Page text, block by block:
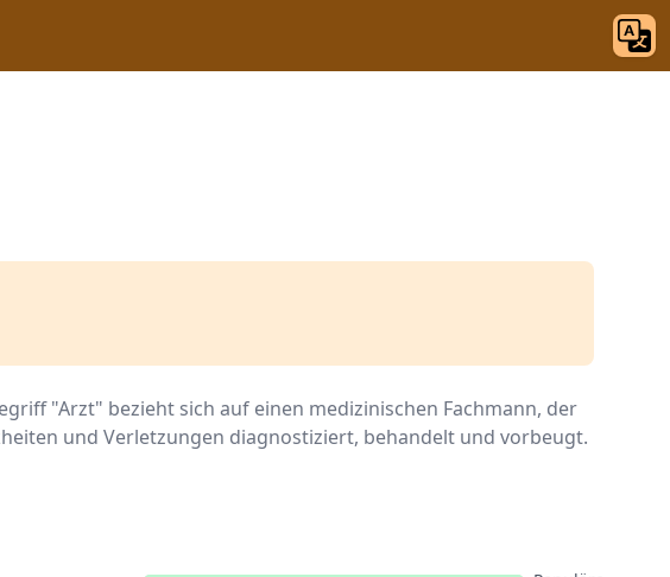
"Arzt" bezieht sich auf einen medizinischen Fachmann, der
und Verletzungen diagnostiziert, behandelt und vorbeugt.